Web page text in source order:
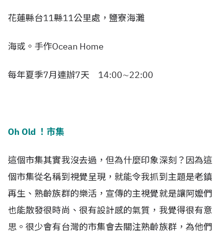
花蓮縣台11縣11公里處，鹽寮海灘
海或。手作Ocean Home
每年夏季7月連辦7天 14:00∼22:00
Oh Old ！市集
這個市集其實我沒去過，但為什麼印象深刻？因為這
個市集從名稱到視覺呈現，就能令我抓到主題是老鎮
再生、熟齡族群的樂活，宣傳的主視覺就是讓阿嬤們
也能散發很時尚、很有設計感的氣質，我覺得很有意
思。很少會有台灣的市集會去關注熟齡族群，為他們